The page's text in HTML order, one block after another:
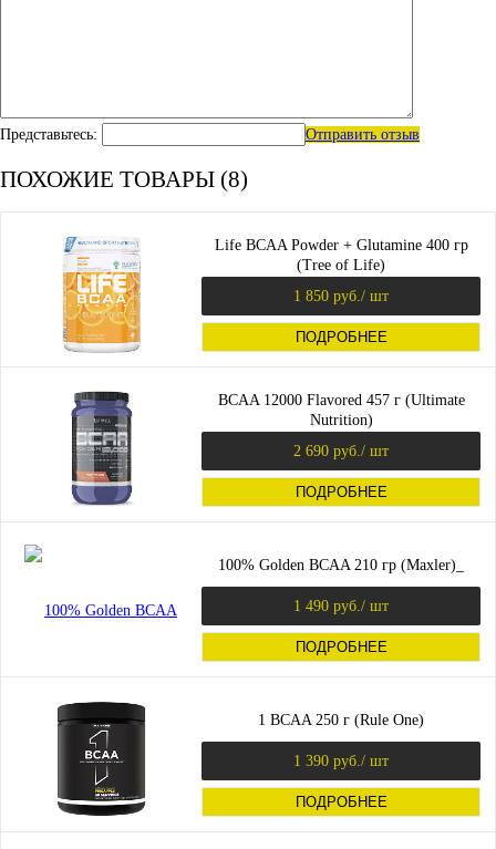
Представьтесь: Отправить отзыв
ПОХОЖИЕ ТОВАРЫ (8)
Life BCAA Powder + Glutamine 400 гр
(Tree of Life)
1 850 руб. / шт
ПОДРОБНЕЕ
BCAA 12000 Flavored 457 г (Ultimate
Nutrition)
2 690 руб. / шт
ПОДРОБНЕЕ
100% Golden BCAA 210 гр (Maxler)_
1 490 руб. / шт
ПОДРОБНЕЕ
1 BCAA 250 г (Rule One)
1 390 руб. / шт
ПОДРОБНЕЕ